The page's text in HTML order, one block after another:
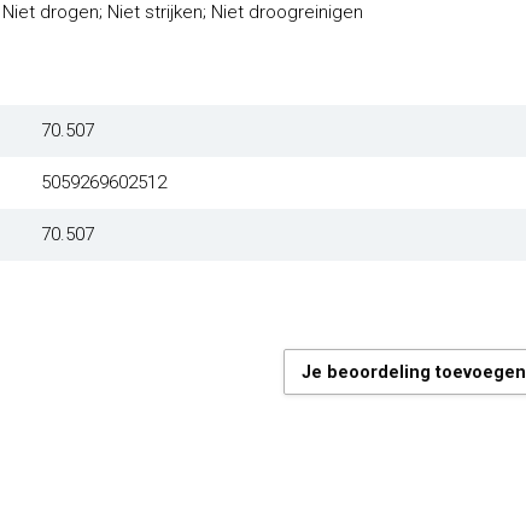
drogen; Niet strijken; Niet droogreinigen
70.507
5059269602512
70.507
Je beoordeling toevoegen